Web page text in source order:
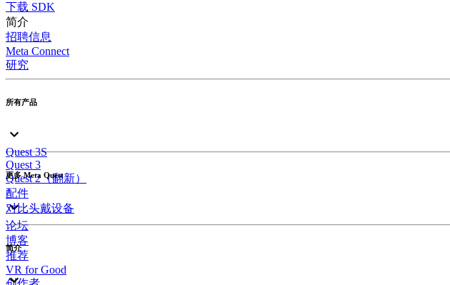
下载 SDK
简介
招聘信息
Meta Connect
研究
所有产品
Quest 3S
Quest 3
Quest 2（翻新）
配件
对比头戴设备
更多 Meta Quest
论坛
博客
推荐
VR for Good
简介